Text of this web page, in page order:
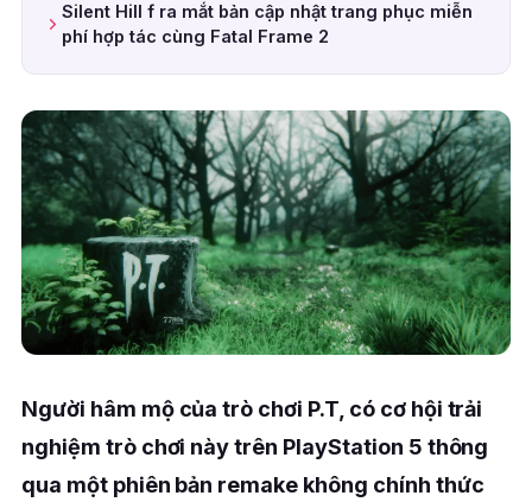
Silent Hill f ra mắt bản cập nhật trang phục miễn
phí hợp tác cùng Fatal Frame 2
Người hâm mộ của trò chơi P.T, có cơ hội trải
nghiệm trò chơi này trên PlayStation 5 thông
qua một phiên bản remake không chính thức